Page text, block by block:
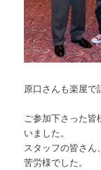
原口さんも楽屋で
ご参加下さった
いました。
スタッフの皆さ
苦労様でした。